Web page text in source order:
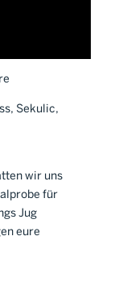
Sekulic,
wir uns
für
Jug
eure